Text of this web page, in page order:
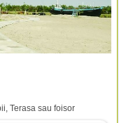
Terasa sau foisor